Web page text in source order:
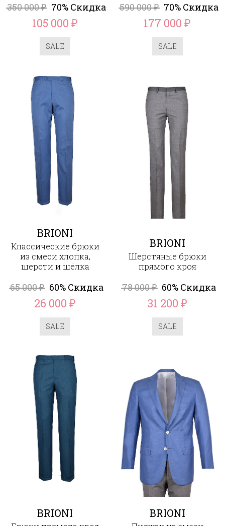
350 000₽ 70% Скидка
105 000₽
SALE
590 000₽ 70% Скидка
177 000₽
SALE
BRIONI
Классические брюки
из смеси хлопка,
шерсти и шёлка
65 000₽ 60% Скидка
26 000₽
SALE
BRIONI
Шерстяные брюки
прямого кроя
78 000₽ 60% Скидка
31 200₽
SALE
BRIONI BRIONI